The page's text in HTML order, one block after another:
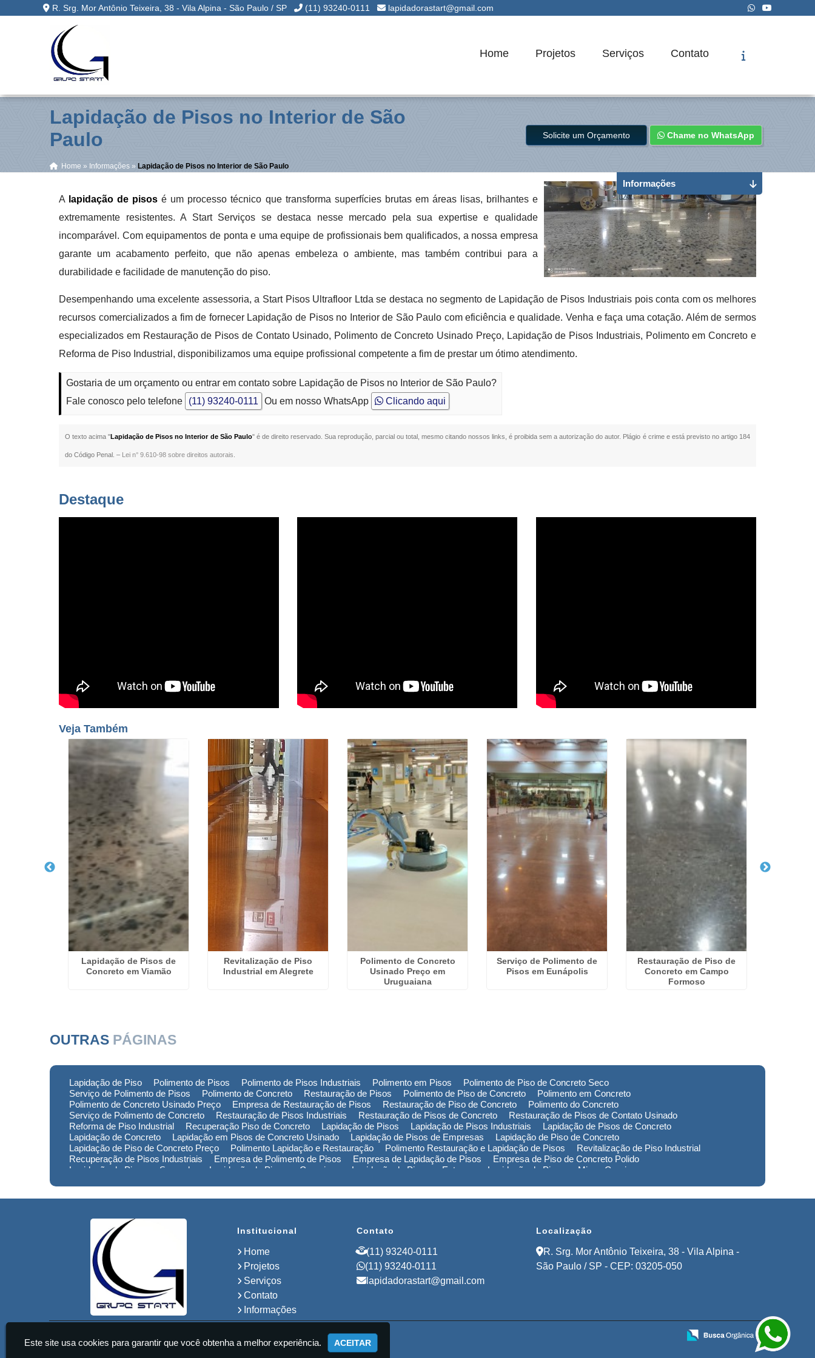
R. Srg. Mor Antônio Teixeira, 38 - Vila Alpina - São Paulo / SP (11) 93240-0111 lapidadorastart@gmail.com
Home Projetos Serviços Contato
Lapidação de Pisos no Interior de São
Paulo
Home » Informações » Lapidação de Pisos no Interior de São Paulo
Solicite um Orçamento Chame no WhatsApp
A lapidação de pisos é um processo técnico que transforma superfícies brutas em áreas lisas, brilhantes e
extremamente resistentes. A Start Serviços se destaca nesse mercado pela sua expertise e qualidade
incomparável. Com equipamentos de ponta e uma equipe de profissionais bem qualificados, a nossa empresa
garante um acabamento perfeito, que não apenas embeleza o ambiente, mas também contribui para a
durabilidade e facilidade de manutenção do piso.
Desempenhando uma excelente assessoria, a Start Pisos Ultrafloor Ltda se destaca no segmento de Lapidação de Pisos Industriais pois conta com os melhores
recursos comercializados a fim de fornecer Lapidação de Pisos no Interior de São Paulo com eficiência e qualidade. Venha e faça uma cotação. Além de sermos
especializados em Restauração de Pisos de Contato Usinado, Polimento de Concreto Usinado Preço, Lapidação de Pisos Industriais, Polimento em Concreto e
Reforma de Piso Industrial, disponibilizamos uma equipe profissional competente a fim de prestar um ótimo atendimento.
Gostaria de um orçamento ou entrar em contato sobre Lapidação de Pisos no Interior de São Paulo?
Fale conosco pelo telefone
(11) 93240-0111 Ou em nosso WhatsApp Clicando aqui
O texto acima "Lapidação de Pisos no Interior de São Paulo" é de direito reservado. Sua reprodução, parcial ou total, mesmo citando nossos links, é proibida sem a autorização do autor. Plágio é crime e está previsto no artigo 184
do Código Penal. – Lei n° 9.610-98 sobre direitos autorais
Informações
Destaque
Veja Também
Lapidação de Pisos de
Concreto em Viamão
Revitalização de Piso
Industrial em Alegrete
Polimento de Concreto
Usinado Preço em
Uruguaiana
Serviço de Polimento de
Pisos em Eunápolis
Restauração de Piso de
Concreto em Campo
Formoso
OUTRAS PÁGINAS
Lapidação de Piso Polimento de Pisos Polimento de Pisos Industriais Polimento em Pisos
Polimento de Piso de Concreto Seco
Serviço de Polimento de Pisos
Polimento de Concreto Restauração de Pisos Polimento de Piso de Concreto
Polimento em Concreto
Polimento de Concreto Usinado Preço
Empresa de Restauração de Pisos Restauração de Piso de Concreto
Polimento do Concreto
Serviço de Polimento de Concreto
Restauração de Pisos Industriais Restauração de Pisos de Concreto
Restauração de Pisos de Contato Usinado
Reforma de Piso Industrial
Recuperação Piso de Concreto Lapidação de Pisos Lapidação de Pisos Industriais
Lapidação de Pisos de Concreto
Lapidação de Concreto
Lapidação em Pisos de Concreto Usinado Lapidação de Pisos de Empresas
Lapidação de Piso de Concreto
Lapidação de Piso de Concreto Preço
Polimento Lapidação e Restauração Polimento Restauração e Lapidação de Pisos
Revitalização de Piso Industrial
Recuperação de Pisos Industriais
Empresa de Polimento de Pisos Empresa de Lapidação de Pisos
Empresa de Piso de Concreto Polido
Lapidação de Piso em Sorocaba
Lapidação de Piso em Campinas Lapidação de Piso em Extrema
Lapidação de Piso em Minas Gerais
Institucional
Home
Projetos
Serviços
Contato
Informações
Contato
(11) 93240-0111
(11) 93240-0111
lapidadorastart@gmail.com
Localização
R. Srg. Mor Antônio Teixeira, 38 - Vila Alpina -
São Paulo / SP - CEP: 03205-050
Start Pisos Ultrafloor Ltda - Lapidação de Pisos Industriais
Este site usa cookies para garantir que você obtenha a melhor experiência. ACEITAR